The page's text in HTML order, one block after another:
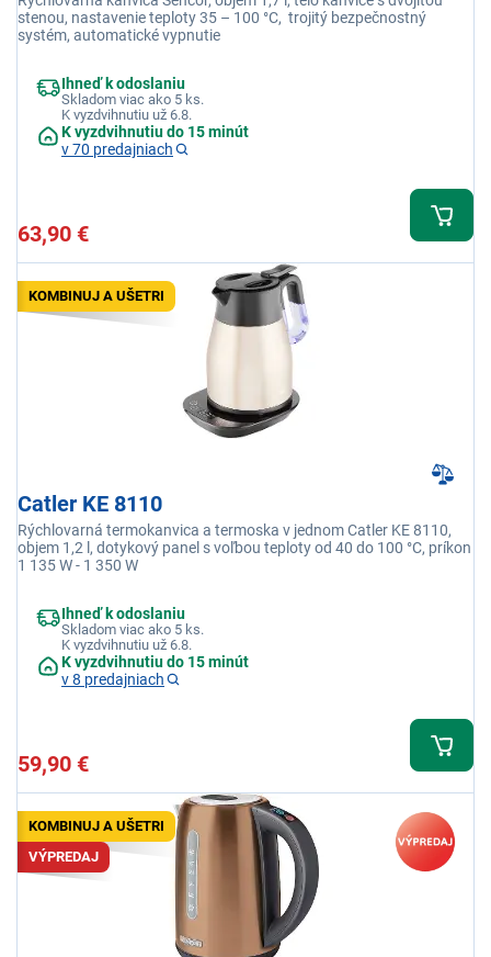
stenou, nastavenie teploty 35 – 100 °C, trojitý bezpečnostný
systém, automatické vypnutie
Ihneď k odoslaniu
Skladom viac ako 5 ks.
K vyzdvihnutiu už 6.8.
K vyzdvihnutiu do 15 minút
v 70 predajniach
63,90 €
KOMBINUJ A UŠETRI
Catler KE 8110
Rýchlovarná termokanvica a termoska v jednom Catler KE 8110,
objem 1,2 l, dotykový panel s voľbou teploty od 40 do 100 °C, príkon
1 135 W - 1 350 W
Ihneď k odoslaniu
Skladom viac ako 5 ks.
K vyzdvihnutiu už 6.8.
K vyzdvihnutiu do 15 minút
v 8 predajniach
59,90 €
KOMBINUJ A UŠETRI
VÝPREDAJ